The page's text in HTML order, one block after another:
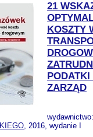
21
KOSZTY
ZARZĄD
, 2016, wydanie I